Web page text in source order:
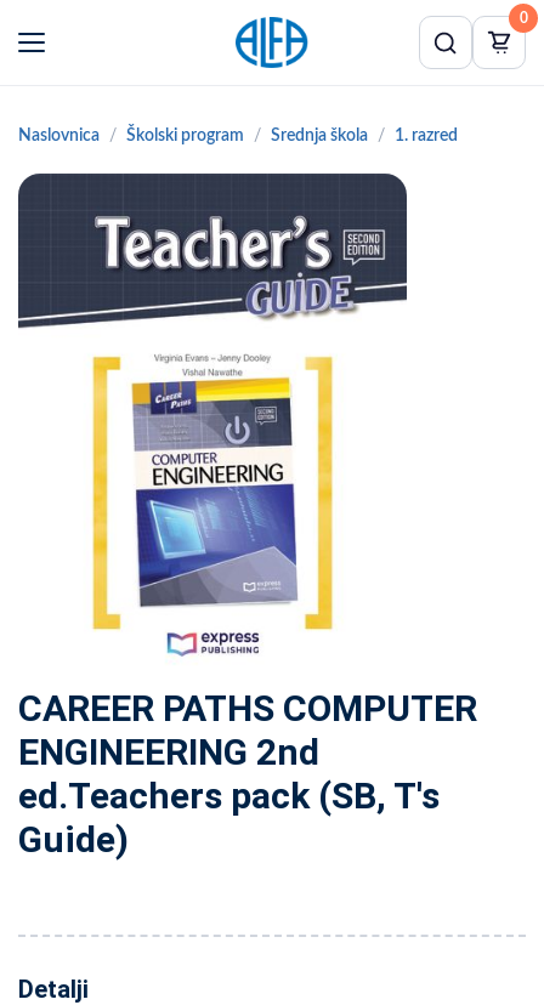
0
Naslovnica Školski program Srednja škola 1. razred
CAREER PATHS COMPUTER
ENGINEERING 2nd
ed.Teachers pack (SB, T's
Guide)
Detalji